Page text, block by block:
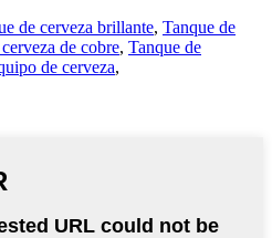
de cerveza brillante, Tanque de
de cobre, Tanque de
de cerveza,